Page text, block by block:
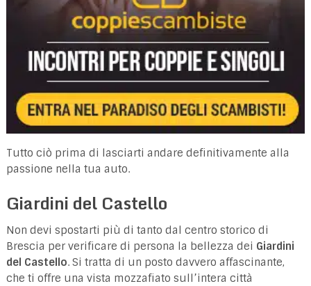
Tutto ciò prima di lasciarti andare definitivamente alla
passione nella tua auto.
Giardini del Castello
Non devi spostarti più di tanto dal centro storico di
Brescia per verificare di persona la bellezza dei Giardini
del Castello. Si tratta di un posto davvero affascinante,
che ti offre una vista mozzafiato sull’intera città